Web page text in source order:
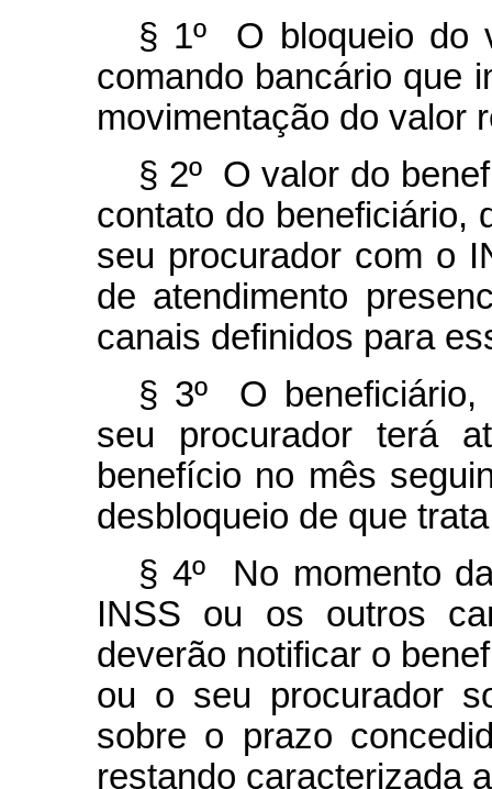
§ 1º O bloqueio do
comando bancário que
movimentação do valor
§ 2º O valor do
contato do beneficiário,
seu procurador com o
de atendimento
canais definidos para
§ 3º O beneficiário,
seu procurador terá
benefício no mês
desbloqueio de que
§ 4º No momento
INSS ou os outros
deverão notificar o
ou o seu procurador
sobre o prazo
restando caracterizada